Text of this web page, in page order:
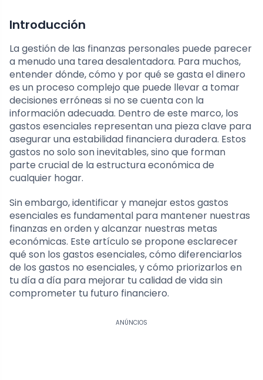
Introducción
La gestión de las finanzas personales puede parecer
a menudo una tarea desalentadora. Para muchos,
entender dónde, cómo y por qué se gasta el dinero
es un proceso complejo que puede llevar a tomar
decisiones erróneas si no se cuenta con la
información adecuada. Dentro de este marco, los
gastos esenciales representan una pieza clave para
asegurar una estabilidad financiera duradera. Estos
gastos no solo son inevitables, sino que forman
parte crucial de la estructura económica de
cualquier hogar.
Sin embargo, identificar y manejar estos gastos
esenciales es fundamental para mantener nuestras
finanzas en orden y alcanzar nuestras metas
económicas. Este artículo se propone esclarecer
qué son los gastos esenciales, cómo diferenciarlos
de los gastos no esenciales, y cómo priorizarlos en
tu día a día para mejorar tu calidad de vida sin
comprometer tu futuro financiero.
ANÚNCIOS